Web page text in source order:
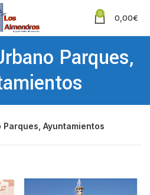
0 0,00€
Parques,
Ayuntamientos